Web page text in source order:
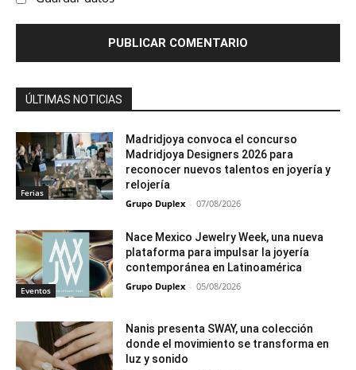
ÚLTIMAS NOTICIAS
Ferias
Madridjoya convoca el concurso
Madridjoya Designers 2026 para
reconocer nuevos talentos en joyería y
relojería
Grupo Duplex - 07/08/2026
Eventos
Nace Mexico Jewelry Week, una nueva
plataforma para impulsar la joyería
contemporánea en Latinoamérica
Grupo Duplex - 05/08/2026
Nanis presenta SWAY, una colección
donde el movimiento se transforma en
luz y sonido